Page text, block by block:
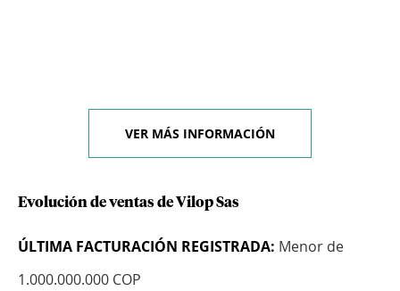
VER MÁS INFORMACIÓN
Evolución de ventas de Vilop Sas
ÚLTIMA FACTURACIÓN REGISTRADA: Menor de
1.000.000.000 COP